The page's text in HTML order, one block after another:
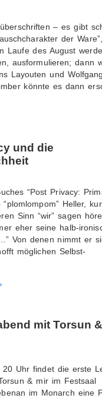
– es gibt
der
Laufe des August
ausformulieren; dann
Layouten und
könnte es dann
und die
“Post Privacy:
Heller,
Sinn “wir” sagen
eher seine halb-
Von denen nimmt er
möglichen Selbst-
mit Torsun
Uhr findet die erste
& mir im Festsaal
im Monarch eine